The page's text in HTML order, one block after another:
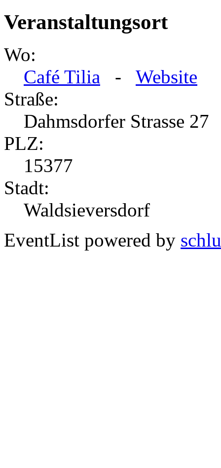
Veranstaltungsort
Wo:
Café Tilia - Website
Straße:
Dahmsdorfer Strasse 27
PLZ:
15377
Stadt:
Waldsieversdorf
EventList powered by